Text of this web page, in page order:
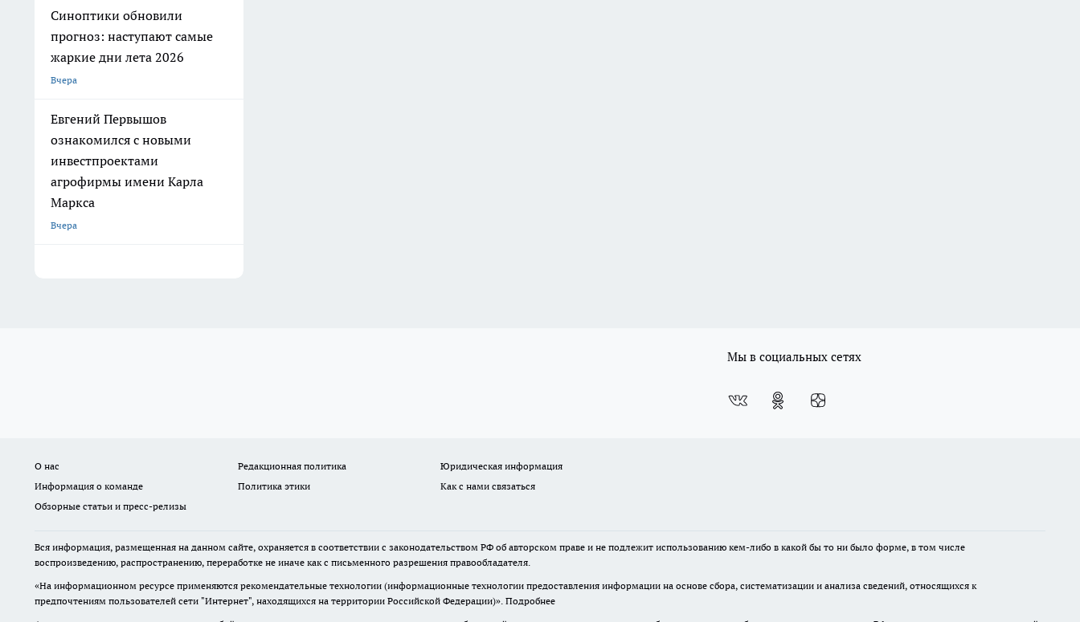
Синоптики обновили
прогноз: наступают самые
жаркие дни лета 2026
Вчера
Евгений Первышов
ознакомился с новыми
инвестпроектами
агрофирмы имени Карла
Маркса
Вчера
Мы в социальных сетях
О нас Редакционная политика
Юридическая информация
Информация о команде
Политика этики
Как с нами связаться
Обзорные статьи и пресс-релизы
Вся информация, размещенная на данном сайте, охраняется в соответствии с законодательством РФ об авторском праве и не подлежит использованию кем-либо в какой бы то ни было форме, в том числе
воспроизведению, распространению, переработке не иначе как с письменного разрешения правообладателя.
«На информационном ресурсе применяются рекомендательные технологии (информационные технологии предоставления информации на основе сбора, систематизации и анализа сведений, относящихся к
предпочтениям пользователей сети "Интернет", находящихся на территории Российской Федерации)». Подробнее